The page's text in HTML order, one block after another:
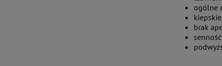
ogólne
brak